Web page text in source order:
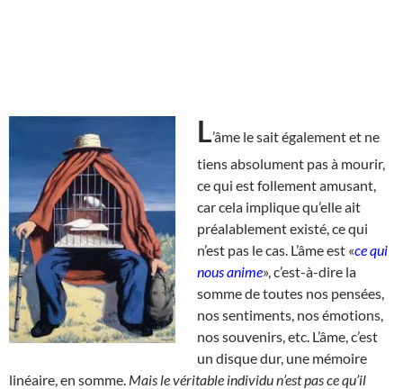
L’âme le sait également et ne
tiens absolument pas à mourir,
ce qui est follement amusant,
car cela implique qu’elle ait
préalablement existé, ce qui
n’est pas le cas. L’âme est «ce qui
nous anime», c’est-à-dire la
somme de toutes nos pensées,
nos sentiments, nos émotions,
nos souvenirs, etc. L’âme, c’est
un disque dur, une mémoire
linéaire, en somme. Mais le véritable individu n’est pas ce qu’il